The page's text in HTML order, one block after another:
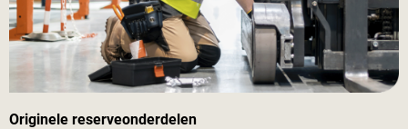
Originele reserveonderdelen